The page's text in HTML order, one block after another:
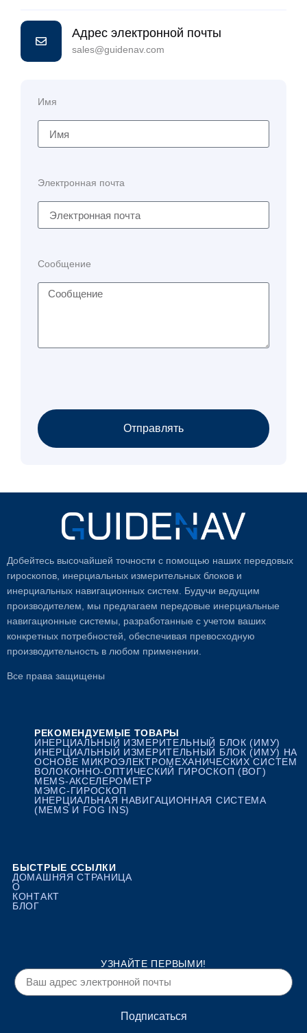
Адрес электронной почты
sales@guidenav.com
Имя
Электронная почта
Сообщение
Отправлять
Добейтесь высочайшей точности с помощью наших передовых
гироскопов, инерциальных измерительных блоков и
инерциальных навигационных систем. Будучи ведущим
производителем, мы предлагаем передовые инерциальные
навигационные системы, разработанные с учетом ваших
конкретных потребностей, обеспечивая превосходную
производительность в любом применении.
Все права защищены
РЕКОМЕНДУЕМЫЕ ТОВАРЫ
ИНЕРЦИАЛЬНЫЙ ИЗМЕРИТЕЛЬНЫЙ БЛОК (ИМУ)
ИНЕРЦИАЛЬНЫЙ ИЗМЕРИТЕЛЬНЫЙ БЛОК (ИМУ) НА
ОСНОВЕ МИКРОЭЛЕКТРОМЕХАНИЧЕСКИХ СИСТЕМ
ВОЛОКОННО-ОПТИЧЕСКИЙ ГИРОСКОП (ВОГ)
MEMS-АКСЕЛЕРОМЕТР
МЭМС-ГИРОСКОП
ИНЕРЦИАЛЬНАЯ НАВИГАЦИОННАЯ СИСТЕМА
(MEMS И FOG INS)
БЫСТРЫЕ ССЫЛКИ
ДОМАШНЯЯ СТРАНИЦА
О
КОНТАКТ
БЛОГ
УЗНАЙТЕ ПЕРВЫМИ!
Подписаться